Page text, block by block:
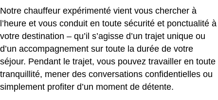
Notre chauffeur expérimenté vient vous chercher à
l’heure et vous conduit en toute sécurité et ponctualité à
votre destination – qu’il s’agisse d’un trajet unique ou
d’un accompagnement sur toute la durée de votre
séjour. Pendant le trajet, vous pouvez travailler en toute
tranquillité, mener des conversations confidentielles ou
simplement profiter d’un moment de détente.